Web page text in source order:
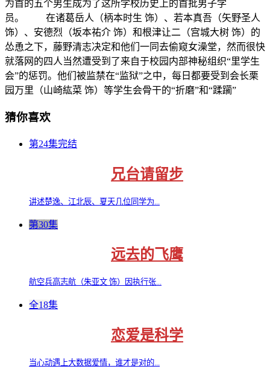
为首的五个男生成为了这所学校历史上的首批男子学
员。 在诸葛岳人（柄本时生 饰）、若本真吾（矢野圣人
饰）、安德烈（坂本祐介 饰）和根津让二（宫城大树 饰）的
怂恿之下，藤野清志决定和他们一同去偷窥女澡堂，然而很快
就落网的四人当然遭受到了来自于校园内部神秘组织“里学生
会”的惩罚。他们被监禁在“监狱”之中，每日都要受到会长栗
园万里（山崎紘菜 饰）等学生会骨干的“折磨”和“蹂躏”
猜你喜欢
第24集完结
兄台请留步
讲述楚逸、江北辰、夏天几位同学为...
第30集
远去的飞鹰
航空兵高志航（朱亚文 饰）因执行张...
全18集
恋爱是科学
当心动遇上大数据爱情，谁才是对的...